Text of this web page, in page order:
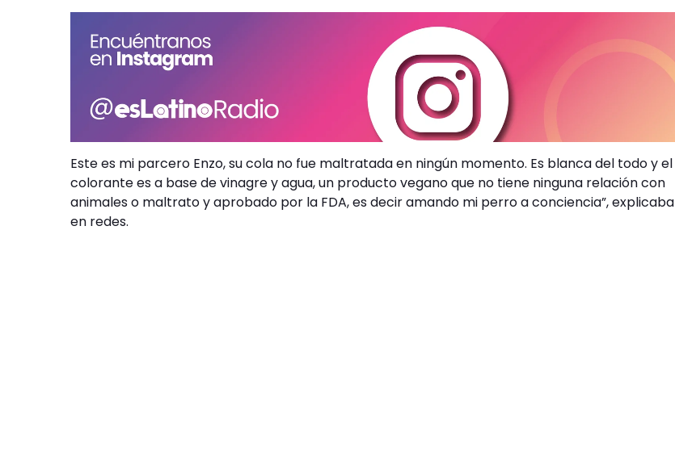
Este es mi parcero Enzo, su cola no fue maltratada en ningún momento. Es blanca del todo y el
colorante es a base de vinagre y agua, un producto vegano que no tiene ninguna relación con
animales o maltrato y aprobado por la FDA, es decir amando mi perro a conciencia”, explicaba
en redes.